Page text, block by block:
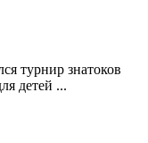
турнир знатоков
детей ...